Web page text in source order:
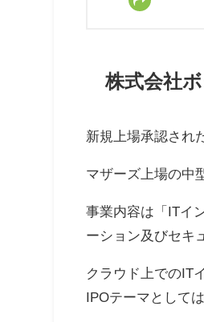
株式会社
新規上場承認され
マザーズ上場の中
事業内容は「ITイ
ーション及びセキ
クラウド上でのIT
IPOテーマとして